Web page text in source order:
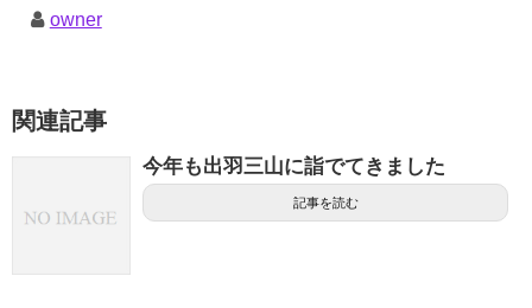
owner
関連記事
今年も出羽三山に詣でてきました
記事を読む